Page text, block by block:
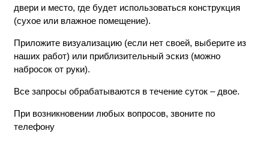
двери и место, где будет использоваться конструкция
(сухое или влажное помещение).
Приложите визуализацию (если нет своей, выберите из
наших работ) или приблизительный эскиз (можно
набросок от руки).
Все запросы обрабатываются в течение суток – двое.
При возникновении любых вопросов, звоните по
телефону